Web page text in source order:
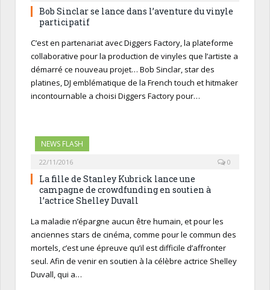
Bob Sinclar se lance dans l’aventure du vinyle
participatif
C’est en partenariat avec Diggers Factory, la plateforme
collaborative pour la production de vinyles que l’artiste a
démarré ce nouveau projet… Bob Sinclar, star des
platines, DJ emblématique de la French touch et hitmaker
incontournable a choisi Diggers Factory pour…
NEWS FLASH
22/11/2016 0
La fille de Stanley Kubrick lance une
campagne de crowdfunding en soutien à
l’actrice Shelley Duvall
La maladie n’épargne aucun être humain, et pour les
anciennes stars de cinéma, comme pour le commun des
mortels, c’est une épreuve qu’il est difficile d’affronter
seul. Afin de venir en soutien à la célèbre actrice Shelley
Duvall, qui a…